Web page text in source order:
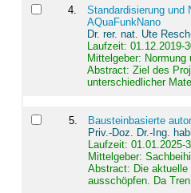
4.
Standardisierung und
AQuaFunkNano
Dr. rer. nat. Ute
Laufzeit: 01.12.2019-
Mittelgeber: Normung
Abstract:Ziel des
unterschiedlicher
5.
Bausteinbasierte
Priv.-Doz. Dr.-Ing.
Laufzeit: 01.01.2025-
Mittelgeber:
Abstract: Die
ausschöpfen. Da Tren